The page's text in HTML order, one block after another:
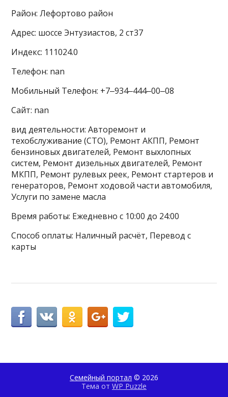
Район: Лефортово район
Адрес: шоссе Энтузиастов, 2 ст37
Индекс: 111024.0
Телефон: nan
Мобильный Телефон: +7‒934‒444‒00‒08
Сайт: nan
вид деятельности: Авторемонт и
техобслуживание (СТО), Ремонт АКПП, Ремонт
бензиновых двигателей, Ремонт выхлопных
систем, Ремонт дизельных двигателей, Ремонт
МКПП, Ремонт рулевых реек, Ремонт стартеров и
генераторов, Ремонт ходовой части автомобиля,
Услуги по замене масла
Время работы: Ежедневно с 10:00 до 24:00
Способ оплаты: Наличный расчёт, Перевод с
карты
Семейный портал © 2026
Тема от WP Puzzle